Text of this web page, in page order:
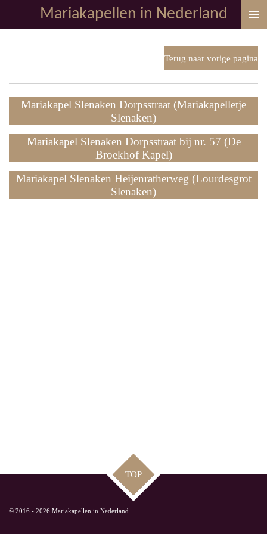
direct
Mariakapellen in Nederland
Terug naar vorige pagina
Mariakapel Slenaken Dorpsstraat (Mariakapelletje
Slenaken)
Mariakapel Slenaken Dorpsstraat bij nr. 57 (De
Broekhof Kapel)
Mariakapel Slenaken Heijenratherweg (Lourdesgrot
Slenaken)
TOP
© 2016 - 2026 Mariakapellen in Nederland